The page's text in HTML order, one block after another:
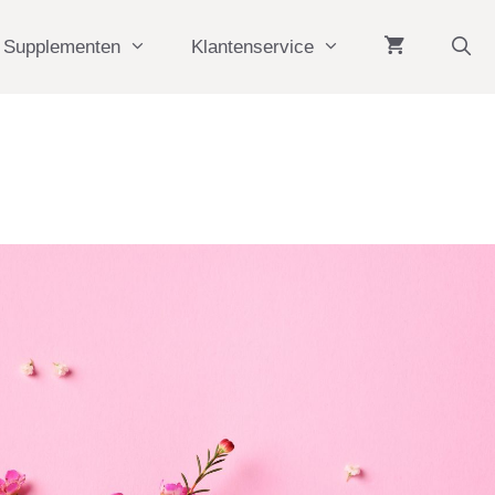
Supplementen Klantenservice